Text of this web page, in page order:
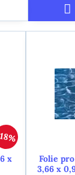
x
Folie
3,66 x